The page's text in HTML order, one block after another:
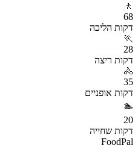
🚶
68
דקות הליכה
🏃
28
דקות ריצה
🚴
35
דקות אופניים
🏊
20
דקות שחייה
FoodPal